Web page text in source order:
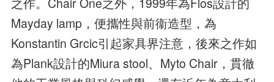
Mayday lamp，便攜性與前衞造型，為
Konstantin Grcic引起家具界注意，後來之作如
為Plank設計的Miura stool、Myto Chair，貫徹